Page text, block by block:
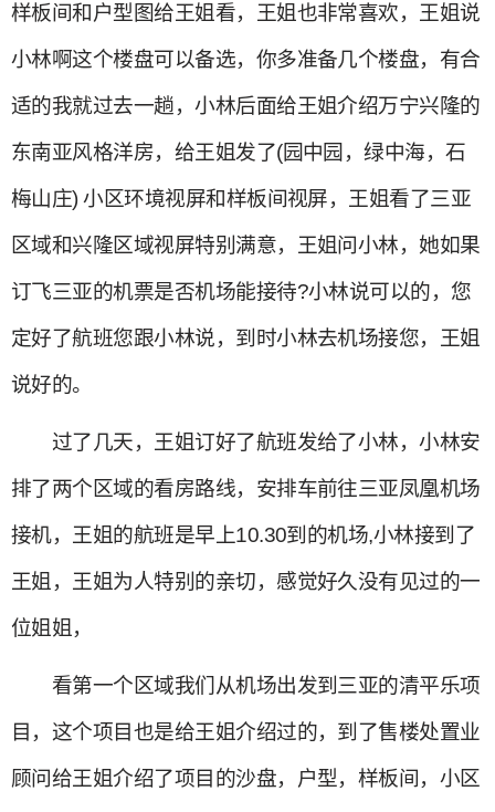
样板间和户型图给王姐看，王姐也非常喜欢，王姐说
小林啊这个楼盘可以备选，你多准备几个楼盘，有合
适的我就过去一趟，小林后面给王姐介绍万宁兴隆的
东南亚风格洋房，给王姐发了(园中园，绿中海，石
梅山庄) 小区环境视屏和样板间视屏，王姐看了三亚
区域和兴隆区域视屏特别满意，王姐问小林，她如果
订飞三亚的机票是否机场能接待?小林说可以的，您
定好了航班您跟小林说，到时小林去机场接您，王姐
说好的。
过了几天，王姐订好了航班发给了小林，小林安
排了两个区域的看房路线，安排车前往三亚凤凰机场
接机，王姐的航班是早上10.30到的机场,小林接到了
王姐，王姐为人特别的亲切，感觉好久没有见过的一
位姐姐，
看第一个区域我们从机场出发到三亚的清平乐项
目，这个项目也是给王姐介绍过的，到了售楼处置业
顾问给王姐介绍了项目的沙盘，户型，样板间，小区